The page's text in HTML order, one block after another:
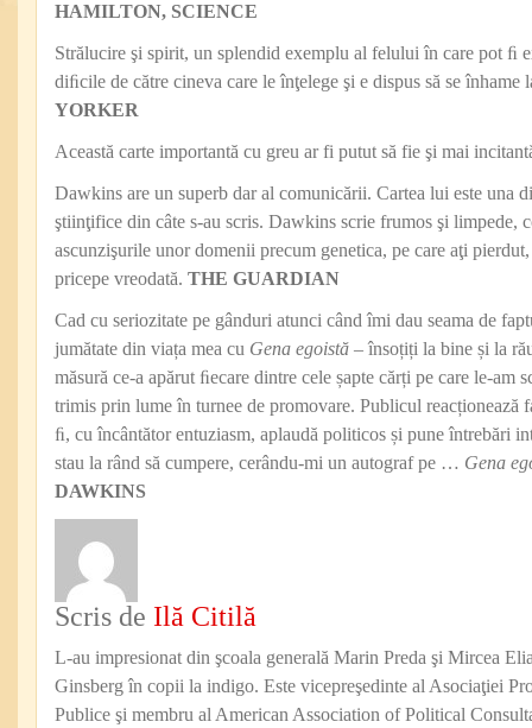
HAMILTON, SCIENCE
Strălucire şi spirit, un splendid exemplu al felului în care pot ﬁ
diﬁcile de către cineva care le înţelege şi e dispus să se înhame
YORKER
Această carte importantă cu greu ar fi putut să fie şi mai
Dawkins are un superb dar al comunicării. Cartea lui este una
ştiinţifice din câte s-au scris. Dawkins scrie frumos şi limpede,
ascunzişurile unor domenii precum genetica, pe care aţi
pricepe vreodată. THE GUARDIAN
Cad cu seriozitate pe gânduri atunci când îmi dau seama de
jumătate din viața mea cu Gena egoistă – însoțiți la bine și la
măsură ce-a apărut ﬁecare dintre cele șapte cărți pe care le-am
trimis prin lume în turnee de promovare. Publicul reacționează
ﬁ, cu încântător entuziasm, aplaudă politicos și pune întrebări
stau la rând să cumpere, cerându-mi un autograf pe … Gena
DAWKINS
Scris de Ilă Citilă
L-au impresionat din şcoala generală Marin Preda şi Mircea
Ginsberg în copii la indigo. Este vicepreşedinte al Asociaţiei
Publice şi membru al American Association of Political